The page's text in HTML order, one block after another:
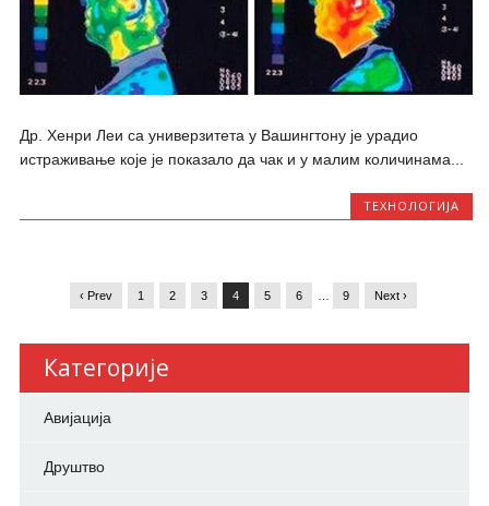
Др. Хенри Леи са универзитета у Вашингтону је урадио
истраживање које је показало да чак и у малим количинама...
ТЕХНОЛОГИЈА
‹ Prev 1 2 3 4 5 6 9 Next ›
Категорије
Авијација
Друштво